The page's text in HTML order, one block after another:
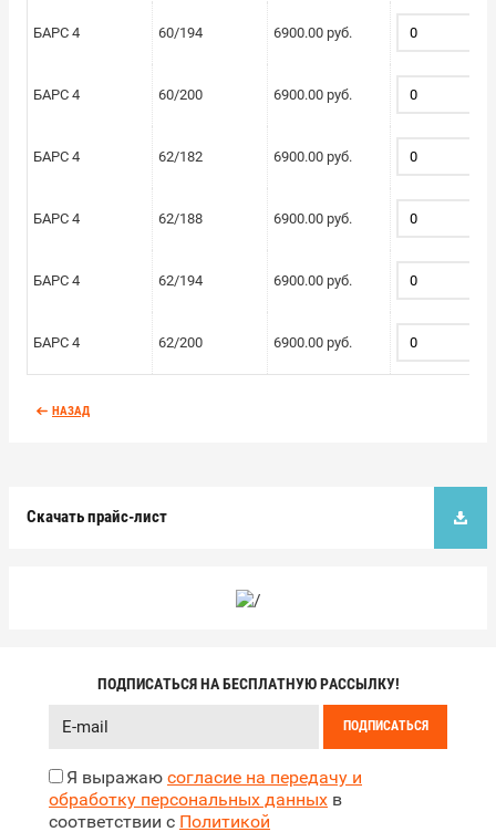
Скачать прайс-лист
БАРС 4 60/194 6900.00 руб.
БАРС 4 60/200 6900.00 руб.
БАРС 4 62/182 6900.00 руб.
БАРС 4 62/188 6900.00 руб.
БАРС 4 62/194 6900.00 руб.
БАРС 4 62/200 6900.00 руб.
НАЗАД
ПОДПИСАТЬСЯ НА БЕСПЛАТНУЮ РАССЫЛКУ!
Я выражаю согласие на передачу и
обработку персональных данных в
соответствии с Политикой
ПОДПИСАТЬСЯ